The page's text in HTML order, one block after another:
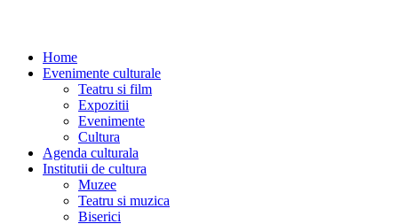
Home
Evenimente culturale
Teatru si film
Expozitii
Evenimente
Cultura
Agenda culturala
Institutii de cultura
Muzee
Teatru si muzica
Biserici